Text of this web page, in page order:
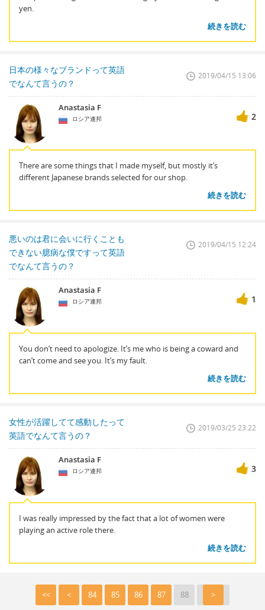
yen.
続きを読む
日本の様々なブランドって英語
でなんて言うの？
2019/04/15 13:06
Anastasia F
ロシア連邦 2
There are some things that I made myself, but mostly it’s
different Japanese brands selected for our shop.
続きを読む
悪いのは君に会いに行くことも
できない臆病な僕ですって英語
でなんて言うの？
2019/04/15 12:24
Anastasia F
ロシア連邦 1
You don’t need to apologize. It’s me who is being a coward and
can’t come and see you. It’s my fault.
続きを読む
女性が活躍してて感動したって
英語でなんて言うの？
2019/03/25 23:22
Anastasia F
ロシア連邦 3
I was really impressed by the fact that a lot of women were
playing an active role there.
続きを読む
<< < 84 85 86 87 88 >